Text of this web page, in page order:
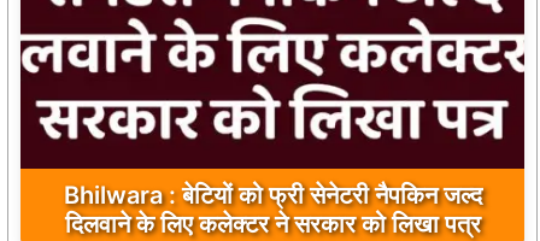
Bhilwara : बेटियों को फ्री सेनेटरी नैपकिन जल्द
दिलवाने के लिए कलेक्टर ने सरकार को लिखा पत्र